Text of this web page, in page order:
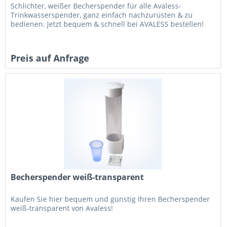
Schlichter, weißer Becherspender für alle Avaless-
Trinkwasserspender, ganz einfach nachzurüsten & zu
bedienen. Jetzt bequem & schnell bei AVALESS bestellen!
Preis auf Anfrage
Becherspender weiß-transparent
Kaufen Sie hier bequem und günstig Ihren Becherspender
weiß-transparent von Avaless!